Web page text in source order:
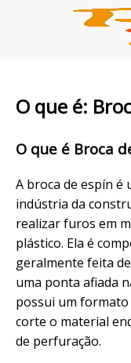
O que é:
O que é Broca
A broca de espín é
indústria da
realizar furos em
plástico. Ela é
geralmente feita
uma ponta afiada
possui um formato
corte o material
de perfuração.